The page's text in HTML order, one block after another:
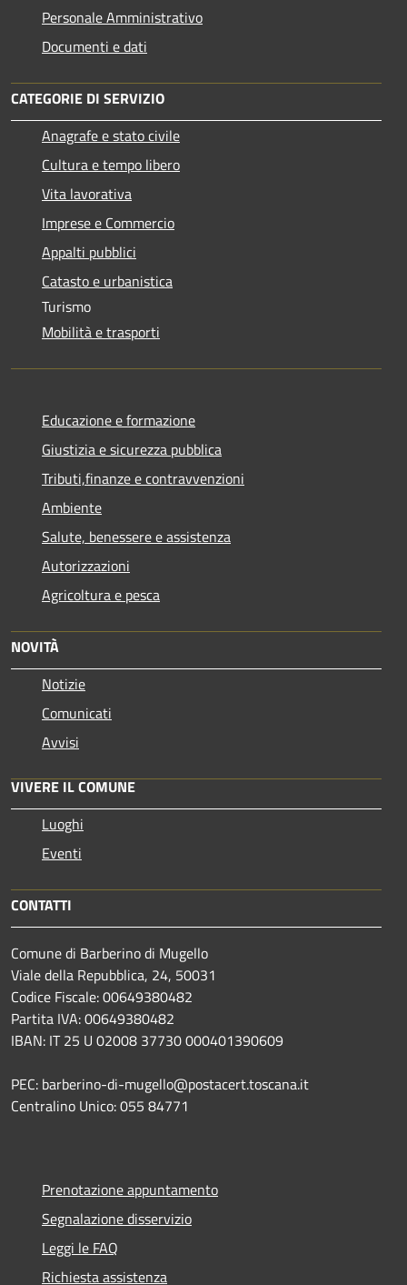
Personale Amministrativo
Documenti e dati
CATEGORIE DI SERVIZIO
Anagrafe e stato civile
Cultura e tempo libero
Vita lavorativa
Imprese e Commercio
Appalti pubblici
Catasto e urbanistica
Turismo
Mobilità e trasporti
Educazione e formazione
Giustizia e sicurezza pubblica
Tributi,finanze e contravvenzioni
Ambiente
Salute, benessere e assistenza
Autorizzazioni
Agricoltura e pesca
NOVITÀ
Notizie
Comunicati
Avvisi
VIVERE IL COMUNE
Luoghi
Eventi
CONTATTI
Comune di Barberino di Mugello
Viale della Repubblica, 24, 50031
Codice Fiscale: 00649380482
Partita IVA: 00649380482
IBAN: IT 25 U 02008 37730 000401390609
PEC: barberino-di-mugello@postacert.toscana.it
Centralino Unico: 055 84771
Prenotazione appuntamento
Segnalazione disservizio
Leggi le FAQ
Richiesta assistenza